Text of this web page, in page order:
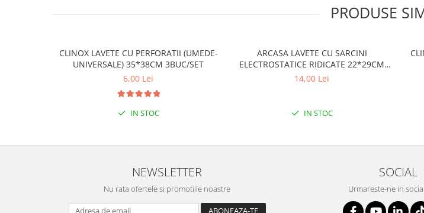
PRODUSE
CLINOX LAVETE CU PERFORATII (UMEDE-
UNIVERSALE) 35*38CM 3BUC/SET
6,00 Lei
IN STOC
ARCASA LAVETE CU SARCINI
ELECTROSTATICE RIDICATE 22*29CM
30BUC/SET DEP673_3
14,00 Lei
IN STOC
NEWSLETTER
Nu rata ofertele si promotiile noastre
SOCIAL
Urmareste-ne in